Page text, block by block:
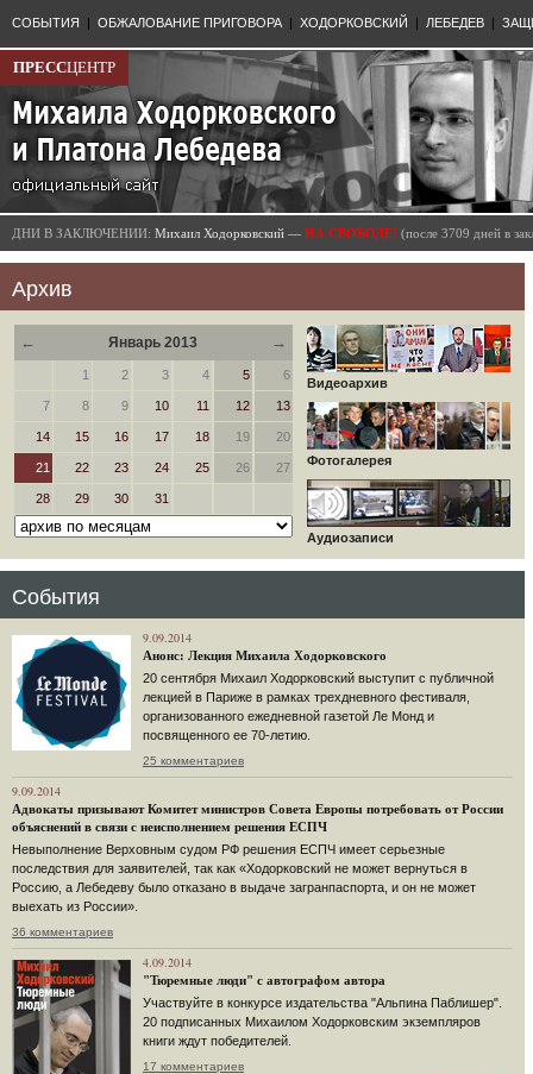
СОБЫТИЯ | ОБЖАЛОВАНИЕ ПРИГОВОРА | ХОДОРКОВСКИЙ | ЛЕБЕДЕВ |
ПРЕССЦЕНТР
ДНИ В ЗАКЛЮЧЕНИИ: Михаил Ходорковский — НА СВОБОДЕ! (после 3709 дней в
Архив
← Январь 2013 →
1 2 3 4 5 6
7 8 9 10 11 12 13
14 15 16 17 18 19 20
21 22 23 24 25 26 27
28 29 30 31
Видеоархив
Фотогалерея
Аудиозаписи
События
9.09.2014
Анонс: Лекция Михаила Ходорковского
20 сентября Михаил Ходорковский выступит с публичной
лекцией в Париже в рамках трехдневного фестиваля,
организованного ежедневной газетой Ле Монд и
посвященного ее 70-летию.
25 комментариев
9.09.2014
Адвокаты призывают Комитет министров Совета Европы потребовать от России
объяснений в связи с неисполнением решения ЕСПЧ
Невыполнение Верховным судом РФ решения ЕСПЧ имеет серьезные
последствия для заявителей, так как «Ходорковский не может вернуться в
Россию, а Лебедеву было отказано в выдаче загранпаспорта, и он не может
выехать из России».
36 комментариев
4.09.2014
"Тюремные люди" с автографом автора
Участвуйте в конкурсе издательства "Альпина Паблишер".
20 подписанных Михаилом Ходорковским экземпляров
книги ждут победителей.
17 комментариев